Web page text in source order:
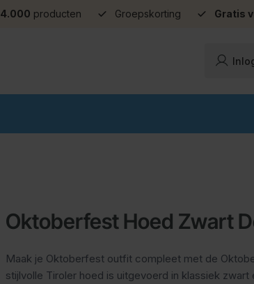
4.000 producten Groepskorting Gratis
Oktoberfest Hoed Zwart
Maak je Oktoberfest outfit compleet met de
stijlvolle Tiroler hoed is uitgevoerd in klassiek